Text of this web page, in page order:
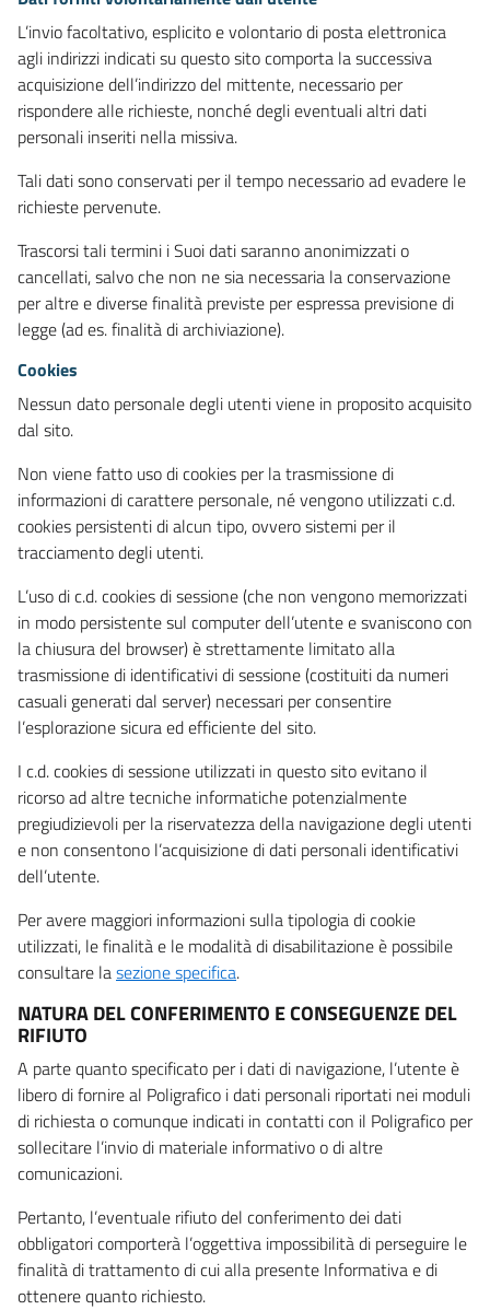
L’invio facoltativo, esplicito e volontario di posta elettronica
agli indirizzi indicati su questo sito comporta la successiva
acquisizione dell’indirizzo del mittente, necessario per
rispondere alle richieste, nonché degli eventuali altri dati
personali inseriti nella missiva.
Tali dati sono conservati per il tempo necessario ad evadere le
richieste pervenute.
Trascorsi tali termini i Suoi dati saranno anonimizzati o
cancellati, salvo che non ne sia necessaria la conservazione
per altre e diverse finalità previste per espressa previsione di
legge (ad es. finalità di archiviazione).
Cookies
Nessun dato personale degli utenti viene in proposito acquisito
dal sito.
Non viene fatto uso di cookies per la trasmissione di
informazioni di carattere personale, né vengono utilizzati c.d.
cookies persistenti di alcun tipo, ovvero sistemi per il
tracciamento degli utenti.
L’uso di c.d. cookies di sessione (che non vengono memorizzati
in modo persistente sul computer dell’utente e svaniscono con
la chiusura del browser) è strettamente limitato alla
trasmissione di identificativi di sessione (costituiti da numeri
casuali generati dal server) necessari per consentire
l’esplorazione sicura ed efficiente del sito.
I c.d. cookies di sessione utilizzati in questo sito evitano il
ricorso ad altre tecniche informatiche potenzialmente
pregiudizievoli per la riservatezza della navigazione degli utenti
e non consentono l’acquisizione di dati personali identificativi
dell’utente.
Per avere maggiori informazioni sulla tipologia di cookie
utilizzati, le finalità e le modalità di disabilitazione è possibile
consultare lasezione specifica.
NATURA DEL CONFERIMENTO E CONSEGUENZE DEL
RIFIUTO
A parte quanto specificato per i dati di navigazione, l’utente è
libero di fornire al Poligrafico i dati personali riportati nei moduli
di richiesta o comunque indicati in contatti con il Poligrafico per
sollecitare l’invio di materiale informativo o di altre
comunicazioni.
Pertanto, l’eventuale rifiuto del conferimento dei dati
obbligatori comporterà l’oggettiva impossibilità di perseguire le
finalità di trattamento di cui alla presente Informativa e di
ottenere quanto richiesto.